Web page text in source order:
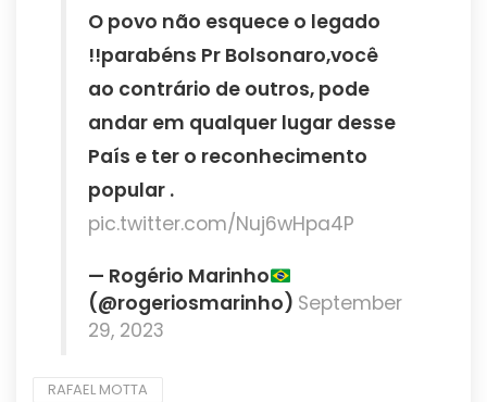
O povo não esquece o legado
!!parabéns Pr Bolsonaro,você
ao contrário de outros, pode
andar em qualquer lugar desse
País e ter o reconhecimento
popular .
pic.twitter.com/Nuj6wHpa4P
— Rogério Marinho
(@rogeriosmarinho) September
29, 2023
RAFAEL MOTTA